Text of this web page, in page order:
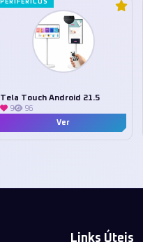
PERIFÉRICOS
Tela Touch Android 21.5
9
96
Ver
Links Úteis